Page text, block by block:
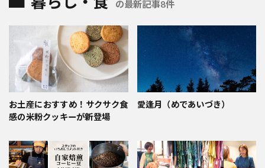
の最新記事8件
お土産におすすめ！サクサク食
感の米粉クッキーが新登場
愛逢月（めであいづき）